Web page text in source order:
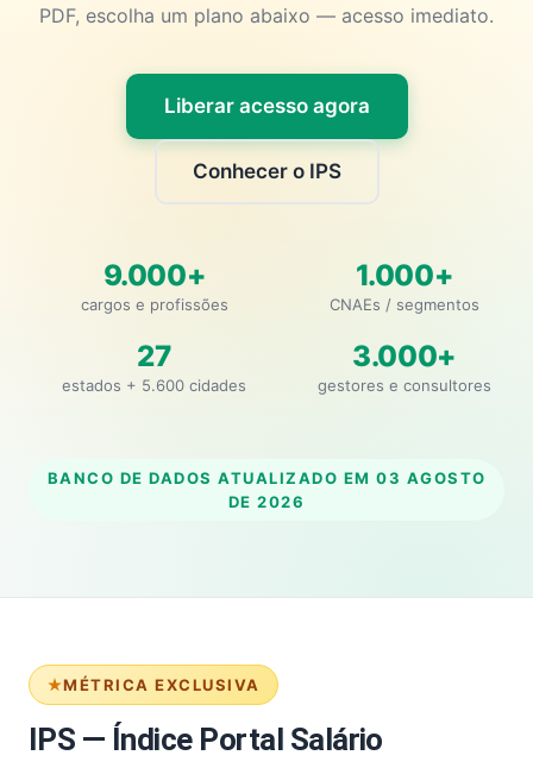
PDF, escolha um plano abaixo — acesso imediato.
Liberar acesso agora
Conhecer o IPS
9.000+
cargos e profissões
1.000+
CNAEs / segmentos
27
estados + 5.600 cidades
3.000+
gestores e consultores
BANCO DE DADOS ATUALIZADO EM 03 AGOSTO
DE 2026
MÉTRICA EXCLUSIVA
IPS — Índice Portal Salário